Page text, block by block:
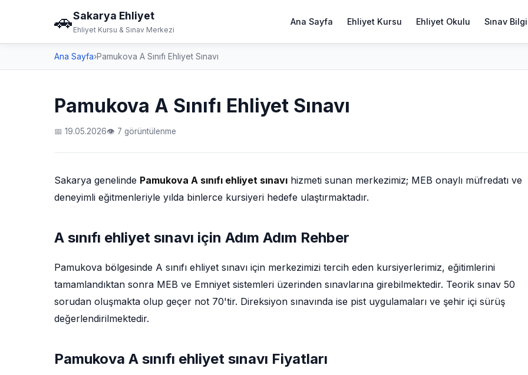
🚗Sakarya Ehliyet
Ehliyet Kursu & Sınav Merkezi
Ana Sayfa Ehliyet Kursu Ehliyet Okulu Sınav
Ana Sayfa›Pamukova A Sınıfı Ehliyet Sınavı
Pamukova A Sınıfı Ehliyet Sınavı
📅 19.05.2026👁 7 görüntülenme
Sakarya genelinde Pamukova A sınıfı ehliyet sınavı hizmeti sunan merkezimiz; MEB onaylı müfredatı ve
deneyimli eğitmenleriyle yılda binlerce kursiyeri hedefe ulaştırmaktadır.
A sınıfı ehliyet sınavı için Adım Adım Rehber
Pamukova bölgesinde A sınıfı ehliyet sınavı için merkezimizi tercih eden kursiyerlerimiz, eğitimlerini
tamamlandıktan sonra MEB ve Emniyet sistemleri üzerinden sınavlarına girebilmektedir. Teorik sınav 50
sorudan oluşmakta olup geçer not 70'tir. Direksiyon sınavında ise pist uygulamaları ve şehir içi sürüş
değerlendirilmektedir.
Pamukova A sınıfı ehliyet sınavı Fiyatları